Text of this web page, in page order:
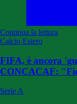
Continua la lettura
Calcio Estero
FIFA, è ancora
CONCACAF:
Serie A